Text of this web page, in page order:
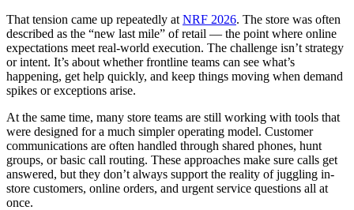
That tension came up repeatedly at NRF 2026. The store was often
described as the “new last mile” of retail — the point where online
expectations meet real-world execution. The challenge isn’t strategy
or intent. It’s about whether frontline teams can see what’s
happening, get help quickly, and keep things moving when demand
spikes or exceptions arise.
At the same time, many store teams are still working with tools that
were designed for a much simpler operating model. Customer
communications are often handled through shared phones, hunt
groups, or basic call routing. These approaches make sure calls get
answered, but they don’t always support the reality of juggling in-
store customers, online orders, and urgent service questions all at
once.